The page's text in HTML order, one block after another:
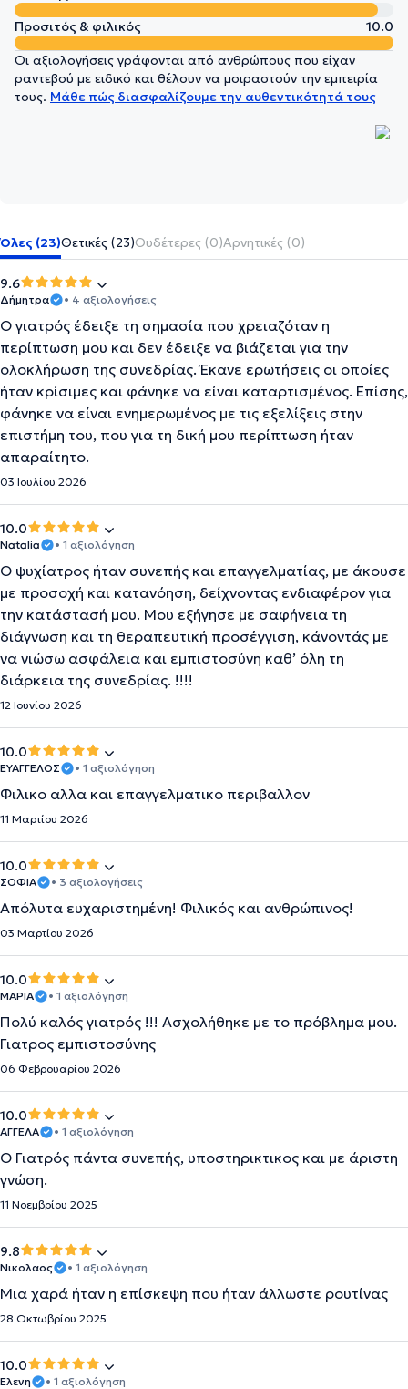
Προσιτός & φιλικός
10.0
Οι αξιολογήσεις γράφονται από ανθρώπους που είχαν
ραντεβού με ειδικό και θέλουν να μοιραστούν την εμπειρία
τους. Μάθε πώς διασφαλίζουμε την αυθεντικότητά τους
Όλες (23)Θετικές (23)Ουδέτερες (0)Αρνητικές (0)
9.6
Δήμητρα • 4 αξιολογήσεις
Ο γιατρός έδειξε τη σημασία που χρειαζόταν η
περίπτωση μου και δεν έδειξε να βιάζεται για την
ολοκλήρωση της συνεδρίας. Έκανε ερωτήσεις οι οποίες
ήταν κρίσιμες και φάνηκε να είναι καταρτισμένος. Επίσης,
φάνηκε να είναι ενημερωμένος με τις εξελίξεις στην
επιστήμη του, που για τη δική μου περίπτωση ήταν
απαραίτητο.
03 Ιουλίου 2026
10.0
Natalia • 1 αξιολόγηση
Ο ψυχίατρος ήταν συνεπής και επαγγελματίας, με άκουσε
με προσοχή και κατανόηση, δείχνοντας ενδιαφέρον για
την κατάστασή μου. Μου εξήγησε με σαφήνεια τη
διάγνωση και τη θεραπευτική προσέγγιση, κάνοντάς με
να νιώσω ασφάλεια και εμπιστοσύνη καθ’ όλη τη
διάρκεια της συνεδρίας. !!!!
12 Ιουνίου 2026
10.0
ΕΥΑΓΓΕΛΟΣ • 1 αξιολόγηση
Φιλικο αλλα και επαγγελματικο περιβαλλον
11 Μαρτίου 2026
10.0
ΣΟΦΙΑ • 3 αξιολογήσεις
Απόλυτα ευχαριστημένη! Φιλικός και ανθρώπινος!
03 Μαρτίου 2026
10.0
ΜΑΡΙΑ • 1 αξιολόγηση
Πολύ καλός γιατρός !!! Ασχολήθηκε με το πρόβλημα μου.
Γιατρος εμπιστοσύνης
06 Φεβρουαρίου 2026
10.0
ΑΓΓΕΛΑ • 1 αξιολόγηση
Ο Γιατρός πάντα συνεπής, υποστηρικτικος και με άριστη
γνώση.
11 Νοεμβρίου 2025
9.8
Νικολαος • 1 αξιολόγηση
Μια χαρά ήταν η επίσκεψη που ήταν άλλωστε ρουτίνας
28 Οκτωβρίου 2025
10.0
Ελενη • 1 αξιολόγηση